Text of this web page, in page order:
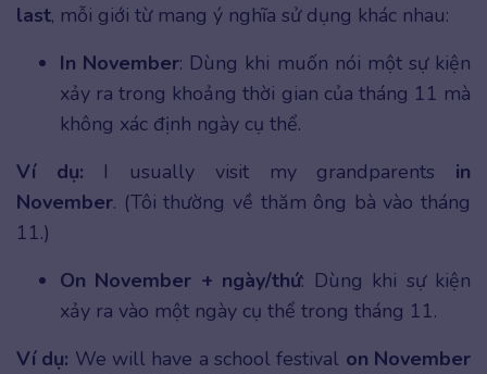
last, mỗi giới từ mang ý nghĩa sử dụng khác nhau:
In November: Dùng khi muốn nói một sự kiện
xảy ra trong khoảng thời gian của tháng 11 mà
không xác định ngày cụ thể.
Ví dụ: I usually visit my grandparents in
November. (Tôi thường về thăm ông bà vào tháng
11.)
On November + ngày/thứ: Dùng khi sự kiện
xảy ra vào một ngày cụ thể trong tháng 11.
Ví dụ: We will have a school festival on November